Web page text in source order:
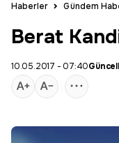
Haberler Gündem
Berat
10.05.2017 - 07:40